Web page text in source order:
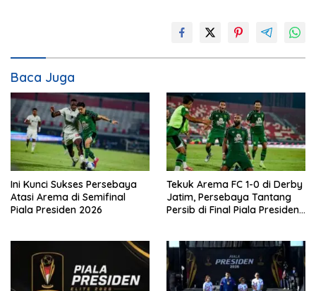
Baca Juga
Ini Kunci Sukses Persebaya
Atasi Arema di Semifinal
Piala Presiden 2026
Tekuk Arema FC 1-0 di Derby
Jatim, Persebaya Tantang
Persib di Final Piala Presiden